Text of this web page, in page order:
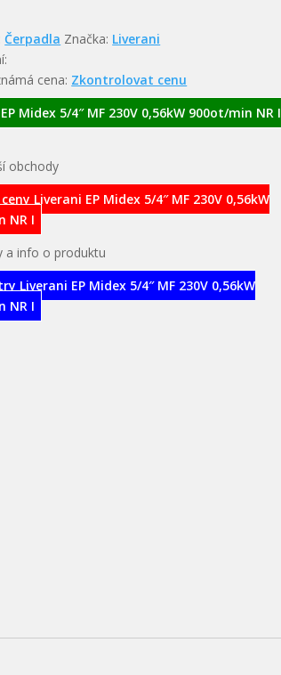
Čerpadla Značka: Liverani
cena: Zkontrolovat cenu
Midex 5/4″ MF 230V 0,56kW 900ot/min NR I
obchody
Liverani EP Midex 5/4″ MF 230V 0,56kW
NR I
a info o produktu
Liverani EP Midex 5/4″ MF 230V 0,56kW
NR I